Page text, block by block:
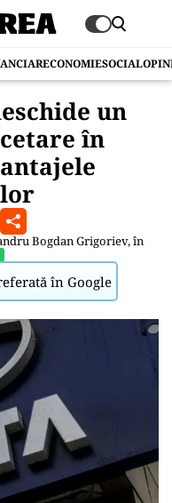
ECONOMIESOCIAL
un
în
Bogdan Grigoriev, în
în Google